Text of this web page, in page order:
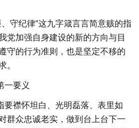
守纪律”这九字箴言言简意赅的指
党加强自身建设的新的方向与目
守的行为准则，也是坚定不移的
。
一要义
要襟怀坦白、光明磊落、表里如
群众忠诚老实，做到台上台下一